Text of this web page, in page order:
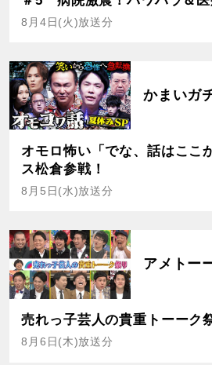
8月4日(火)放送分
かまいガ
オモロ怖い「でな、話はここ
ス松倉参戦！
8月5日(水)放送分
アメトー
売れっ子芸人の貴重トーーク
8月6日(木)放送分